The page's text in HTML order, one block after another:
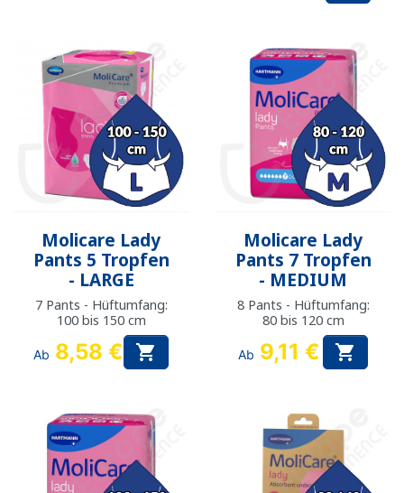
Molicare Lady
Pants 5 Tropfen
- LARGE
7 Pants - Hüftumfang:
100 bis 150 cm
Ab 8,58 € 
Molicare Lady
Pants 7 Tropfen
- MEDIUM
8 Pants - Hüftumfang:
80 bis 120 cm
Ab 9,11 € 